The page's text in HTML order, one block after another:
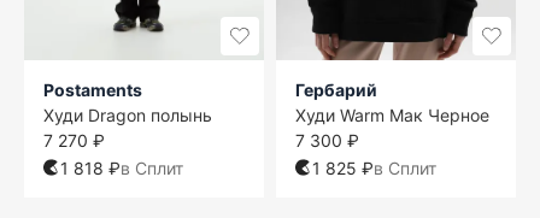
Postaments
Худи Dragon полынь
7 270 ₽
1 818 ₽в Сплит
Гербарий
Худи Warm Мак Черное
7 300 ₽
1 825 ₽в Сплит